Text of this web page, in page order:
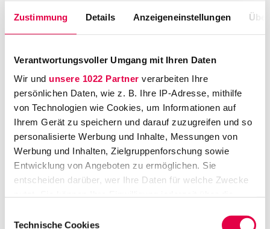
Zustimmung Details Anzeigeneinstellungen
Verantwortungsvoller Umgang mit Ihren Daten
Wir und unsere 1022 Partner verarbeiten Ihre
persönlichen Daten, wie z. B. Ihre IP-Adresse, mithilfe
von Technologien wie Cookies, um Informationen auf
Ihrem Gerät zu speichern und darauf zuzugreifen und so
personalisierte Werbung und Inhalte, Messungen von
Werbung und Inhalten, Zielgruppenforschung sowie
Entwicklung von Angeboten zu ermöglichen. Sie
entscheiden darüber, wer Ihre Daten für welche Zwecke
Trigger Symbol ändern oder widerrufen
Technische Cookies
gespeicherten Zinsfreistellungsanträge mit
abgeglich
Rechtliche Grundlage dieser Praxis sind die §§
41 Abs.4 BAföG, 45 d
Einkommensteuergesetz und 93 Abs. 8
Abgabenordnung. Im Studentenwerk Berlin,
dem Amt mit den meisten geförderten
Studenten, wurden von 2007 bis 2009 365
Fälle überprüft, in 105 Fällen wurde
Studentenwerken sind die Fallzahlen nur